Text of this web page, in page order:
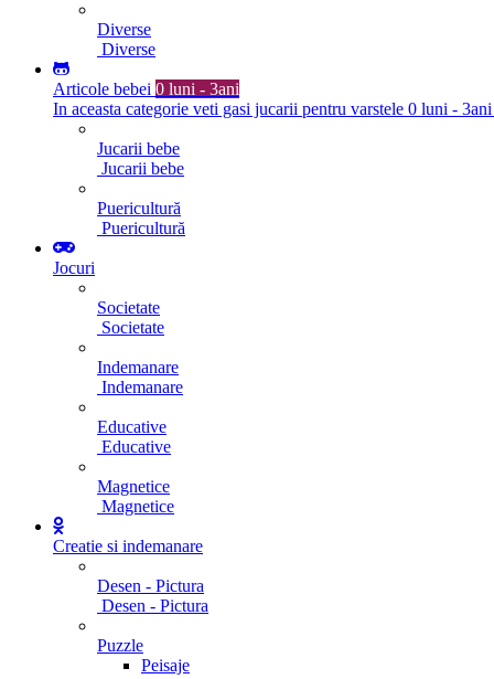
Diverse
Diverse
Articole bebei 0 luni - 3ani
In aceasta categorie veti gasi jucarii pentru varstele 0 luni -
Jucarii bebe
Jucarii bebe
Puericultură
Puericultură
Jocuri
Societate
Societate
Indemanare
Indemanare
Educative
Educative
Magnetice
Magnetice
Creatie si indemanare
Desen - Pictura
Desen - Pictura
Puzzle
Peisaje